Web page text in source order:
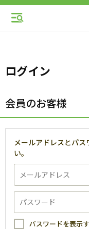
ログイン
会員のお客様
メールアドレスとパ
い。
パスワードを表示